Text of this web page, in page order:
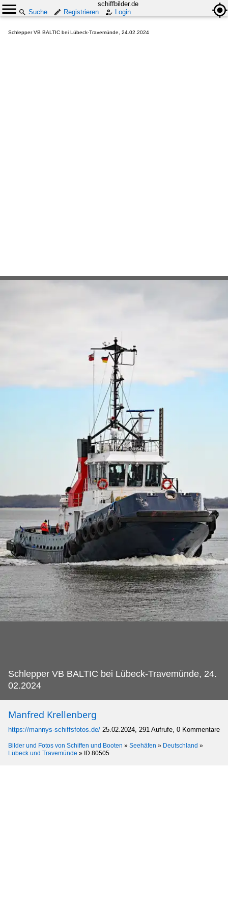
schiffbilder.de
Suche
Registrieren Login
Schlepper VB BALTIC bei Lübeck-Travemünde, 24.02.2024
Schlepper VB BALTIC bei Lübeck-Travemünde, 24.
02.2024
Manfred Krellenberg
https://mannys-schiffsfotos.de/ 25.02.2024, 291 Aufrufe, 0 Kommentare
Bilder und Fotos von Schiffen und Booten » Seehäfen » Deutschland »
Lübeck und Travemünde » ID 80505